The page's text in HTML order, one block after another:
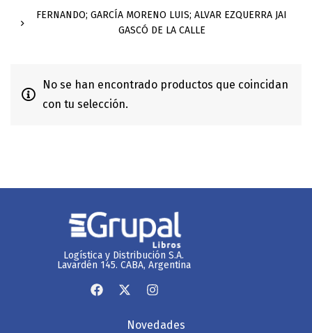
FERNANDO; GARCÍA MORENO LUIS; ALVAR EZQUERRA JAI
GASCÓ DE LA CALLE
No se han encontrado productos que coincidan
con tu selección.
Logística y Distribución S.A.
Lavardén 145. CABA, Argentina
Novedades